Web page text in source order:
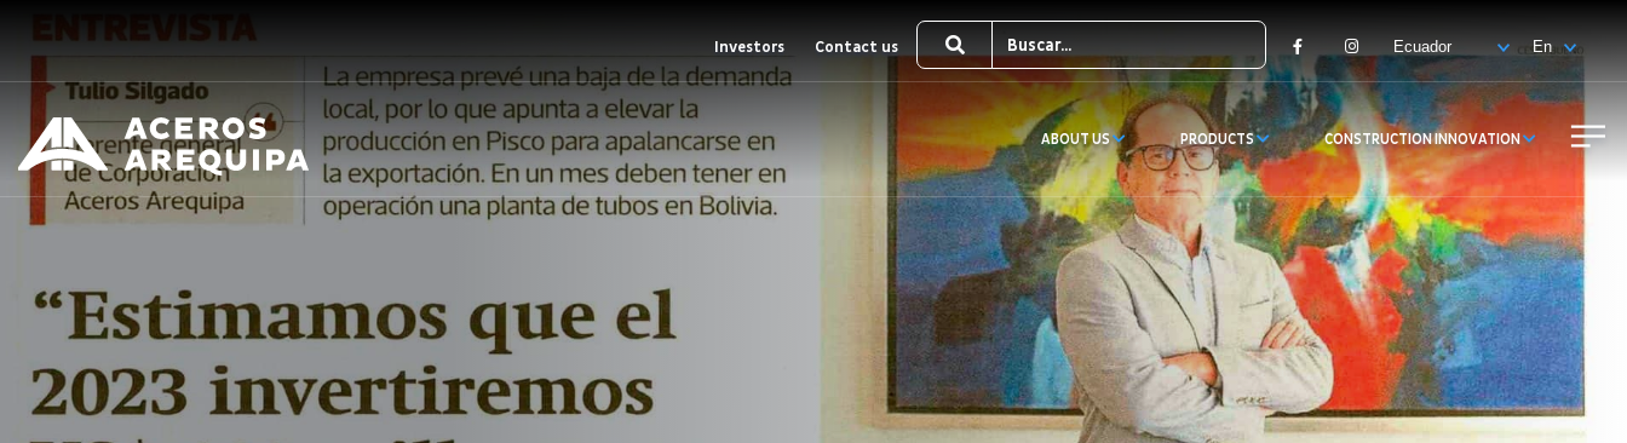
Investors Contact us FacebookInstagram
ABOUT US PRODUCTS CONSTRUCTION INNOVATION